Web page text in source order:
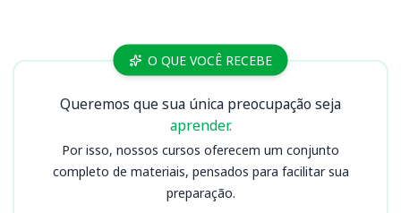
Cursos O QUE VOCÊ RECEBE
Queremos que sua única preocupação seja
aprender.
Por isso, nossos cursos oferecem um conjunto
completo de materiais, pensados para facilitar sua
preparação.